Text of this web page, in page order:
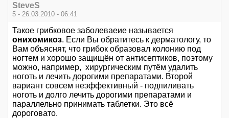
SteveS
5 - 26.03.2010 - 06:41
Такое грибковое заболеваеие называется
онихомикоз. Если Вы обратитесь к дерматологу, то
Вам объяснят, что грибок образовал колонию под
ногтем и хорошо защищён от антисептиков, поэтому
можно, например, хирургическим путём удалить
ноготь и лечить дорогими препаратами. Второй
вариант совсем неэффективный - подпиливать
ноготь и долго лечить дорогими препаратами и
параллельно принимать таблетки. Это всё
дороговато.